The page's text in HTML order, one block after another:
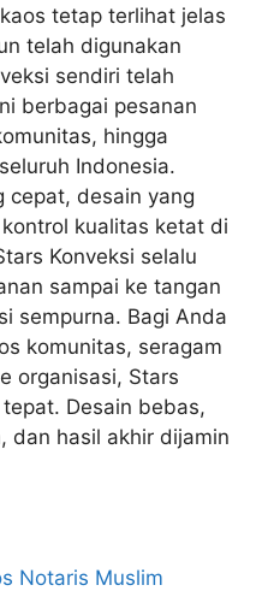
tetap terlihat jelas
telah digunakan
sendiri telah
berbagai pesanan
hingga
Indonesia.
cepat, desain yang
kualitas ketat di
Konveksi selalu
sampai ke tangan
sempurna. Bagi Anda
komunitas, seragam
organisasi, Stars
Desain bebas,
dan hasil akhir dijamin
Notaris Muslim